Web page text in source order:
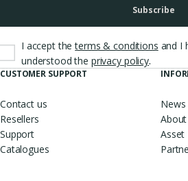
Subscribe
I accept the terms & conditions and I
understood the privacy policy.
CUSTOMER SUPPORT
Contact us
Resellers
Support
Catalogues
News
Asset